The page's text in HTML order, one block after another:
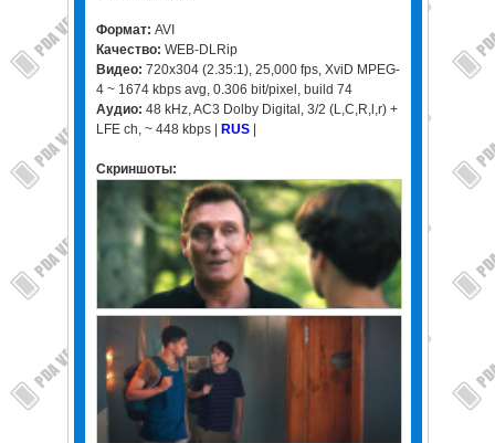
Формат: AVI
Качество: WEB-DLRip
Видео: 720x304 (2.35:1), 25,000 fps, XviD MPEG-
4 ~ 1674 kbps avg, 0.306 bit/pixel, build 74
Аудио: 48 kHz, AC3 Dolby Digital, 3/2 (L,C,R,l,r) +
LFE ch, ~ 448 kbps |
RUS|
Скриншоты: